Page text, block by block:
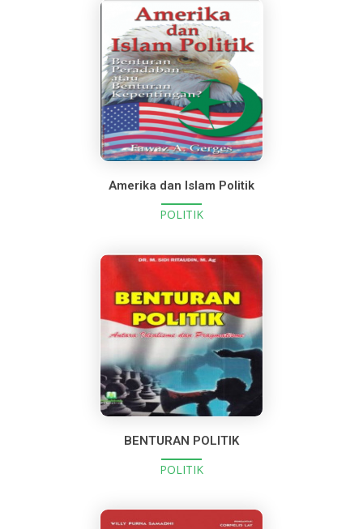
Amerika dan Islam Politik
POLITIK
BENTURAN POLITIK
POLITIK